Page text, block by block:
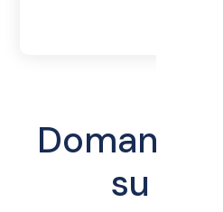
Domande
su